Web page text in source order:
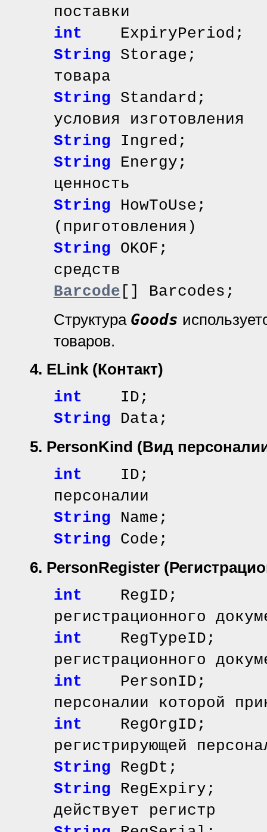
поставки
int ExpiryPeriod;
String Storage; //
товара
String Standard;
условия изготовления
String Ingred; //
String Energy; //
ценность
String HowToUse;
(приготовления)
String OKOF; //
средств
Barcode []
Структура Goods
товаров.
4. ELink (Контакт)
int ID;
String Data;
5. PersonKind (Вид
int ID; //
персоналии
String Name; //
String Code;
6. PersonRegister
int RegID; //
регистрационного
int RegTypeID;
регистрационного
int PersonID; //
персоналии которой
int RegOrgID;
регистрирующей
String RegDt; //
String RegExpiry;
действует регистр